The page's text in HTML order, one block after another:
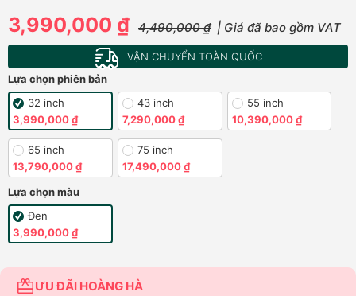
3,990,000 ₫ 4,490,000 ₫ | Giá đã bao gồm VAT
VẬN CHUYỂN TOÀN QUỐC
Lựa chọn phiên bản
32 inch
3,990,000 ₫
43 inch
7,290,000 ₫
55 inch
10,390,000 ₫
65 inch
13,790,000 ₫
75 inch
17,490,000 ₫
Lựa chọn màu
Đen
3,990,000 ₫
ƯU ĐÃI HOÀNG HÀ